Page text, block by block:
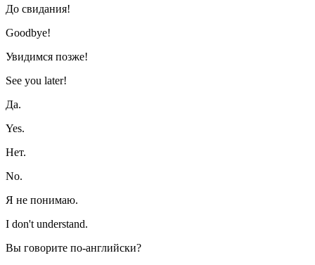
До свидания!
Goodbye!
Увидимся позже!
See you later!
Да.
Yes.
Нет.
No.
Я не понимаю.
I don't understand.
Вы говорите по-английски?